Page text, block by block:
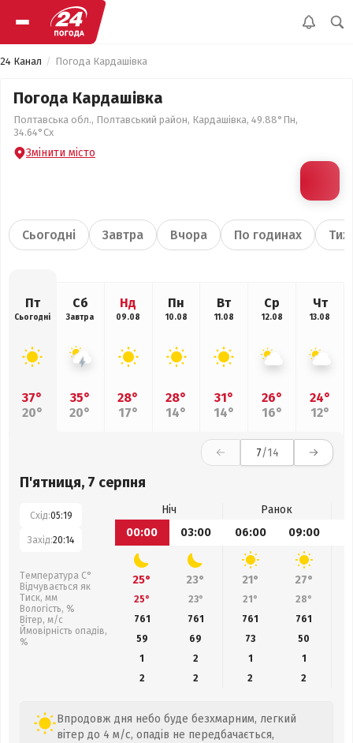
24 Канал Погода Кардашівка
Погода Кардашівка
Полтавська обл., Полтавський район, Кардашівка, 49.88°Пн,
34.64°Сх
Змінити місто
Сьогодні Завтра Вчора По годинах
Пт
Сьогодні
37°
20°
Сб
Завтра
35°
20°
Нд
09.08
28°
17°
Пн
10.08
28°
14°
Вт
11.08
31°
14°
Ср
12.08
26°
16°
Чт
13.08
24°
12°
7/14
П'ятниця, 7 серпня
Схід:05:19
Захід:20:14
Температура С°
Відчувається як
Тиск, мм
Вологість, %
Вітер, м/с
Ймовірність опадів,
%
Ніч
Ранок
00:00
03:00 06:00 09:00
25° 23° 21° 27°
25° 23° 21° 28°
761
761 761 761
59
69 73
50
1
2 1
1
2
2 2 2
Впродовж дня небо буде безхмарним, легкий
вітер до 4 м/с, опадів не передбачається,